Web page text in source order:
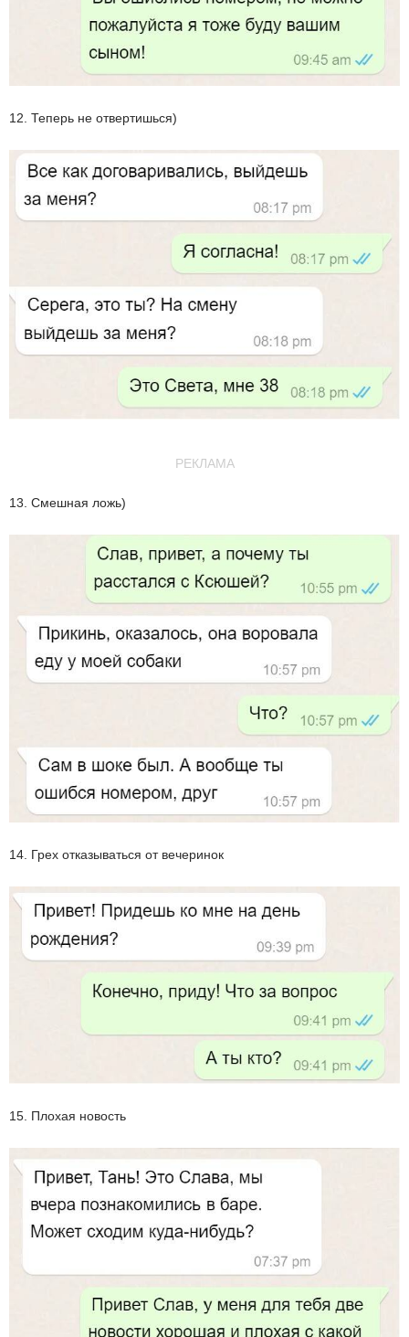
12. Теперь не отвертишься)
РЕКЛАМА
13. Смешная ложь)
14. Грех отказываться от вечеринок
15. Плохая новость